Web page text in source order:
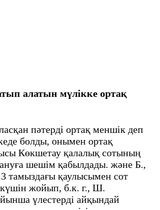
алатын мүлікке ортақ
пәтерді ортақ меншік деп
болды, онымен ортақ
Көкшетау қалалық сотының
шешім қабылдады. және Б.,
тамыздағы қаулысымен сот
күшін жойып, б.к. г., Ш.
үлестерді айқындай